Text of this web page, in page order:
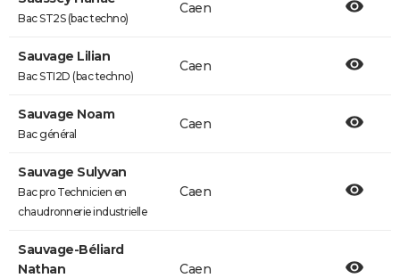
Bac ST2S (bac techno)
Caen
Sauvage Lilian
Bac STI2D (bac techno)
Caen
Sauvage Noam
Bac général
Caen
Sauvage Sulyvan
Bac pro Technicien en
chaudronnerie industrielle
Caen
Sauvage-Béliard
Nathan
Caen